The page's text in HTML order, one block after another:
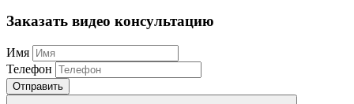
Заказать видео консультацию
Имя
Телефон
Отправить